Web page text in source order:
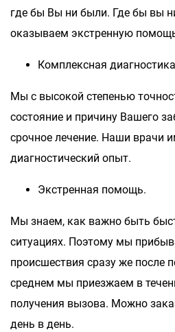
где бы Вы ни были. Где бы вы
оказываем экстренную
Комплексная
Мы с высокой степенью
состояние и причину Вашего
срочное лечение. Наши врачи
диагностический опыт.
Экстренная помощь.
Мы знаем, как важно быть
ситуациях. Поэтому мы
происшествия сразу же после
среднем мы приезжаем в
получения вызова. Можно
день в день.